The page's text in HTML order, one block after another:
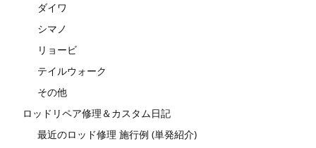
ダイワ
シマノ
リョービ
テイルウォーク
その他
ロッドリペア修理＆カスタム日記
最近のロッド修理 施行例 (単発紹介)